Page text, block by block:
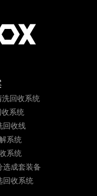
洗回收系统
系统
回收线
系统
系统
选成套装备
回收系统